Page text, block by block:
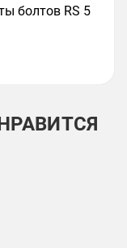
болтов RS 5